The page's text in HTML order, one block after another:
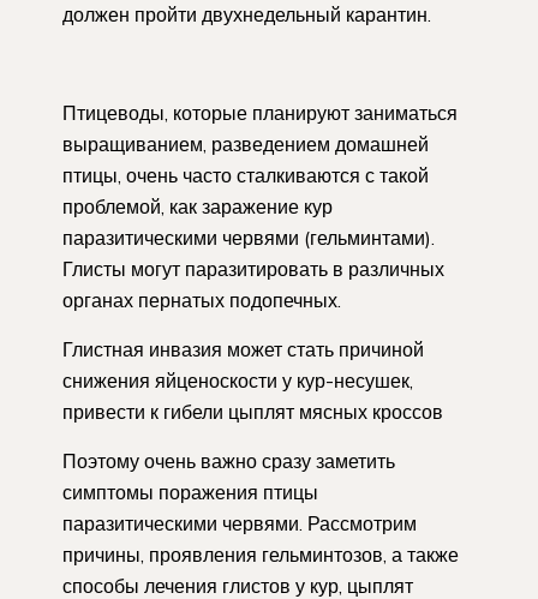
должен пройти двухнедельный карантин.
Птицеводы, которые планируют заниматься
выращиванием, разведением домашней
птицы, очень часто сталкиваются с такой
проблемой, как заражение кур
паразитическими червями (гельминтами).
Глисты могут паразитировать в различных
органах пернатых подопечных.
Глистная инвазия может стать причиной
снижения яйценоскости у кур-несушек,
привести к гибели цыплят мясных кроссов
Поэтому очень важно сразу заметить
симптомы поражения птицы
паразитическими червями. Рассмотрим
причины, проявления гельминтозов, а также
способы лечения глистов у кур, цыплят